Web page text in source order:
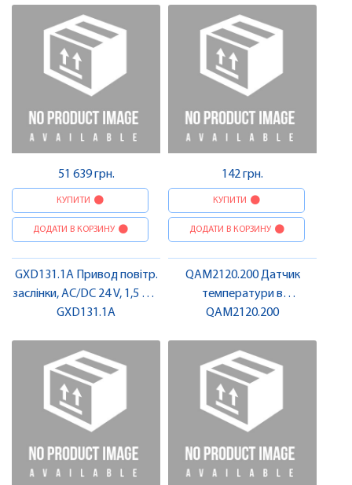
51 639 грн.
КУПИТИ
ДОДАТИ В КОРЗИНУ
142 грн.
КУПИТИ
ДОДАТИ В КОРЗИНУ
GXD131.1A Привод повітр.
заслінки, AC/DC 24 V, 1,5 Нм,
3-поз., без пруж. | SIEMENS
GXD131.1A
QAM2120.200 Датчик
температури в
повітроводі, 2 м LG-Ni 1000
QAM2120.200